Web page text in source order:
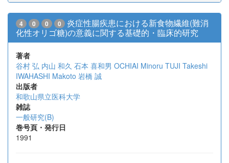
4 0 0 0
炎症性腸疾患における新食物繊維(難消
化性オリゴ糖)の意義に関する基礎的・臨床的研究
著者
谷村 弘 内山 和久 石本 喜和男 OCHIAI Minoru TUJI Takeshi
IWAHASHI Makoto 岩橋 誠
出版者
和歌山県立医科大学
雑誌
一般研究(B)
巻号頁・発行日
1991